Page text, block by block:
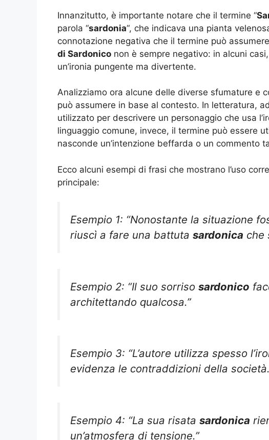
Innanzitutto, è importante notare che il termine “
parola “sardonia“, che indicava una pianta
connotazione negativa che il termine può
di Sardonico non è sempre negativo: in alcuni
un’ironia pungente ma divertente.
Analizziamo ora alcune delle diverse sfumature e
può assumere in base al contesto. In letteratura,
utilizzato per descrivere un personaggio che usa
linguaggio comune, invece, il termine può essere
nasconde un’intenzione beffarda o un commento
Ecco alcuni esempi di frasi che mostrano l’uso
principale:
Esempio 1: “Nonostante la situazione
riuscì a fare una battuta sardonica che
Esempio 2: “Il suo sorriso sardonico
architettando qualcosa.”
Esempio 3: “L’autore utilizza spesso
evidenza le contraddizioni della
Esempio 4: “La sua risata sardonica
un’atmosfera di tensione.”